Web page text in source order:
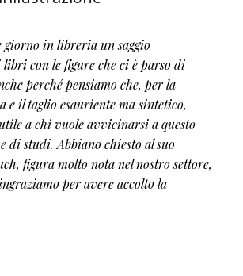
giorno in libreria un saggio
con le figure che ci è parso di
perché pensiamo che, per la
e il taglio esauriente ma sintetico,
a chi vuole avvicinarsi a questo
di studi. Abbiano chiesto al suo
figura molto nota nel nostro settore,
per avere accolto la